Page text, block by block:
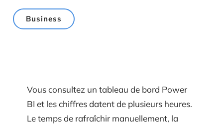
Business
Vous consultez un tableau de bord Power
BI et les chiffres datent de plusieurs heures.
Le temps de rafraîchir manuellement, la